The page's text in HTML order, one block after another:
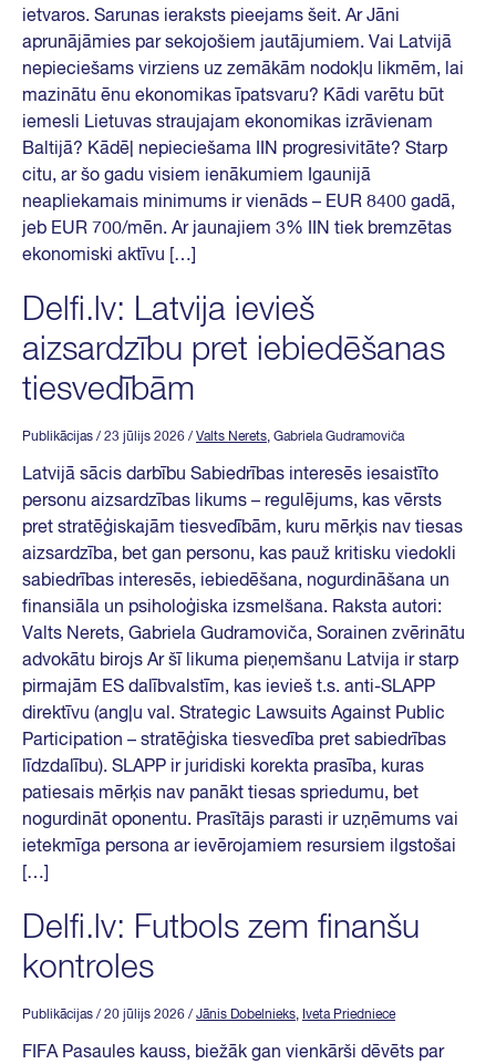
ietvaros. Sarunas ieraksts pieejams šeit. Ar Jāni
aprunājāmies par sekojošiem jautājumiem. Vai Latvijā
nepieciešams virziens uz zemākām nodokļu likmēm, lai
mazinātu ēnu ekonomikas īpatsvaru? Kādi varētu būt
iemesli Lietuvas straujajam ekonomikas izrāvienam
Baltijā? Kādēļ nepieciešama IIN progresivitāte? Starp
citu, ar šo gadu visiem ienākumiem Igaunijā
neapliekamais minimums ir vienāds – EUR 8400 gadā,
jeb EUR 700/mēn. Ar jaunajiem 3% IIN tiek bremzētas
ekonomiski aktīvu […]
Delfi.lv: Latvija ievieš
aizsardzību pret iebiedēšanas
tiesvedībām
Publikācijas / 23 jūlijs 2026 / Valts Nerets, Gabriela Gudramoviča
Latvijā sācis darbību Sabiedrības interesēs iesaistīto
personu aizsardzības likums – regulējums, kas vērsts
pret stratēģiskajām tiesvedībām, kuru mērķis nav tiesas
aizsardzība, bet gan personu, kas pauž kritisku viedokli
sabiedrības interesēs, iebiedēšana, nogurdināšana un
finansiāla un psiholoģiska izsmelšana. Raksta autori:
Valts Nerets, Gabriela Gudramoviča, Sorainen zvērinātu
advokātu birojs Ar šī likuma pieņemšanu Latvija ir starp
pirmajām ES dalībvalstīm, kas ievieš t.s. anti-SLAPP
direktīvu (angļu val. Strategic Lawsuits Against Public
Participation – stratēģiska tiesvedība pret sabiedrības
līdzdalību). SLAPP ir juridiski korekta prasība, kuras
patiesais mērķis nav panākt tiesas spriedumu, bet
nogurdināt oponentu. Prasītājs parasti ir uzņēmums vai
ietekmīga persona ar ievērojamiem resursiem ilgstošai
[…]
Delfi.lv: Futbols zem finanšu
kontroles
Publikācijas / 20 jūlijs 2026 / Jānis Dobelnieks, Iveta Priedniece
FIFA Pasaules kauss, biežāk gan vienkārši dēvēts par